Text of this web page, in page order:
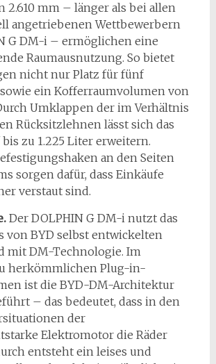
2.610 mm – länger als bei allen
angetriebenen Wettbewerbern
G DM-i – ermöglichen eine
Raumausnutzung. So bietet
nicht nur Platz für fünf
ein Kofferraumvolumen von
Umklappen der im Verhältnis
Rücksitzlehnen lässt sich das
zu 1.225 Liter erweitern.
an den Seiten
sorgen dafür, dass Einkäufe
verstaut sind.
Der DOLPHIN G DM-i nutzt das
von BYD selbst entwickelten
mit DM-Technologie. Im
herkömmlichen Plug-in-
ist die BYD-DM-Architektur
– das bedeutet, dass in den
der
Elektromotor die Räder
entsteht ein leises und